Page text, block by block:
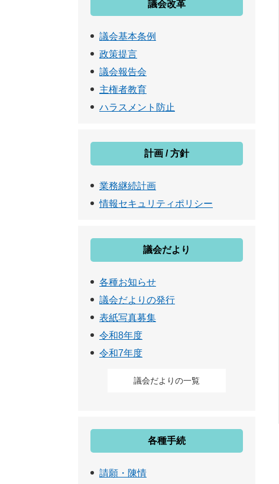
議会改革
議会基本条例
政策提言
議会報告会
主権者教育
ハラスメント防止
計画 / 方針
業務継続計画
情報セキュリティポリシー
議会だより
各種お知らせ
議会だよりの発行
表紙写真募集
令和8年度
令和7年度
議会だよりの一覧
各種手続
請願・陳情